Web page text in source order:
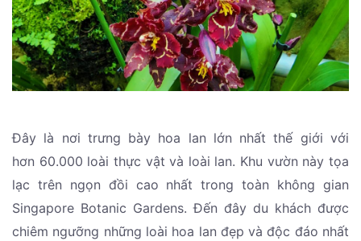
Đây là nơi trưng bày hoa lan lớn nhất thế giới với
hơn 60.000 loài thực vật và loài lan. Khu vườn này tọa
lạc trên ngọn đồi cao nhất trong toàn không gian
Singapore Botanic Gardens. Đến đây du khách được
chiêm ngưỡng những loài hoa lan đẹp và độc đáo nhất